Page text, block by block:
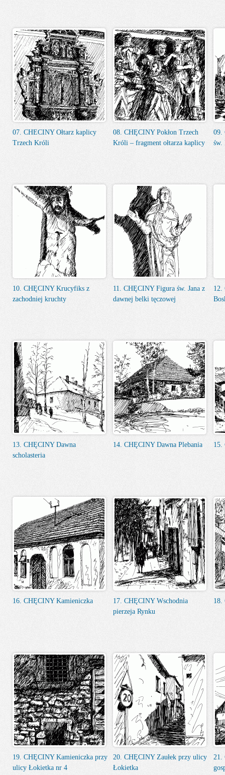
07. CHECINY Ołtarz kaplicy
Trzech Króli
08. CHĘCINY Pokłon Trzech
Króli – fragment ołtarza kaplicy
09.
św.
10. CHĘCINY Krucyfiks z
zachodniej kruchty
11. CHĘCINY Figura św. Jana z
dawnej belki tęczowej
12.
13. CHĘCINY Dawna
scholasteria
14. CHĘCINY Dawna Plebania 15.
16. CHĘCINY Kamieniczka
17. CHĘCINY Wschodnia
pierzeja Rynku
18.
19. CHĘCINY Kamieniczka przy
ulicy Łokietka nr 4
20. CHĘCINY Zaułek przy ulicy
Łokietka
21.